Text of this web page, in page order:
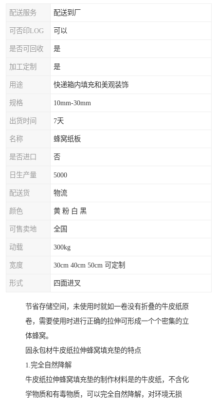
配送服务 配送到厂
可否印LOG 可以
是否可回收 是
加工定制 是
用途 快递箱内填充和美观装饰
规格 10mm-30mm
出货时间 7天
名称 蜂窝纸板
是否进口 否
日生产量 5000
配送货 物流
颜色 黄 粉 白 黑
可售卖地 全国
动载 300kg
宽度 30cm 40cm 50cm 可定制
形式 四面进叉
节省存储空间，未使用时就如一卷没有折叠的牛皮纸原
卷，需要使用时进行正确的拉伸可形成一个个密集的立
体蜂窝。
固永包材牛皮纸拉伸蜂窝填充垫的特点
1.完全自然降解
牛皮纸拉伸蜂窝填充垫的制作材料是的牛皮纸，不含化
学物质和有毒物质，可以完全自然降解，对环境无损